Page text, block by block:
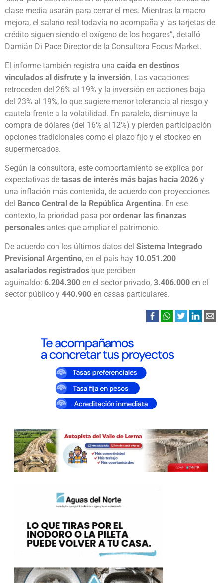
clase media usarán para cerrar el mes. Mientras la macro
mejora, el salario real todavía no acompaña y las tarjetas de
crédito siguen siendo el oxígeno de los hogares”, detalló
Damián Di Pace Director de la Consultora Focus Market.
El informe también registra una caída en destinos
vinculados al disfrute y la inversión. Las vacaciones
retroceden del 26% al 19% y la inversión en acciones baja
del 23% al 19%, lo que sugiere menor tolerancia al riesgo y
cautela frente a la volatilidad. En paralelo, disminuye la
compra de dólares (del 16% al 12%) y pierden participación
opciones tradicionales como el plazo fijo y el stockeo en
supermercados.
Según la consultora, este comportamiento se explica por
expectativas de tasas de interés más bajas hacia 2026 y
una inflación más contenida, de acuerdo con proyecciones
del Banco Central de la República Argentina. En ese
contexto, la prioridad pasa por ordenar las finanzas
personales antes que ampliar el patrimonio.
De acuerdo con los últimos datos del Sistema Integrado
Previsional Argentino, en el país hay 10.051.200
asalariados registrados que perciben
aguinaldo: 6.204.300 en el sector privado, 3.406.000 en el
sector público y 440.900 en casas particulares.